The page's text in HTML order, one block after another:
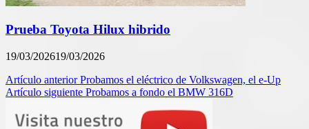
Prueba Toyota Hilux hibrido
19/03/202619/03/2026
Navegación
de
entradas
Artículo anterior Probamos el eléctrico de Volkswagen, el e-Up
Artículo siguiente Probamos a fondo el BMW 316D